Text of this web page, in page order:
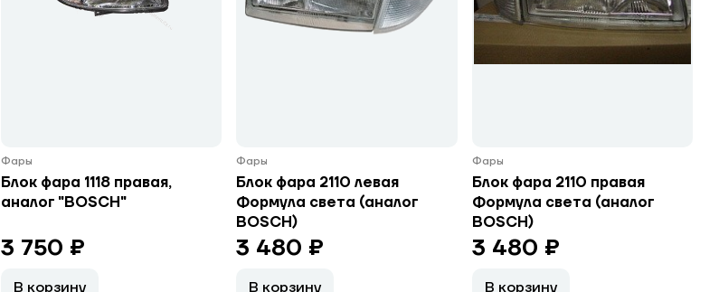
Фары
Блок фара 1118 правая,
аналог "BOSCH"
3 750 ₽
В корзину
Фары
Блок фара 2110 левая
Формула света (аналог
BOSCH)
3 480 ₽
В корзину
Фары
Блок фара 2110 правая
Формула света (аналог
BOSCH)
3 480 ₽
В корзину